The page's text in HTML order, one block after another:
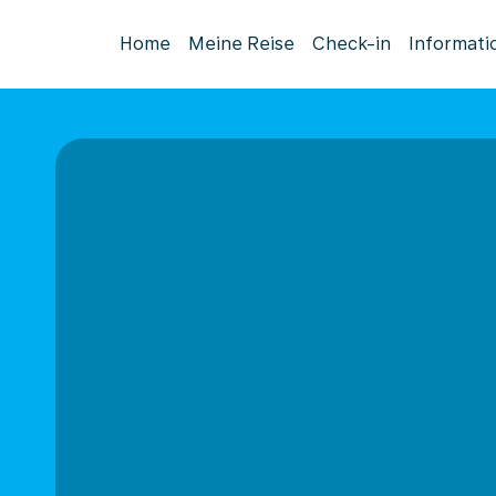
Home Meine Reise Check-in